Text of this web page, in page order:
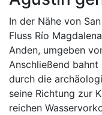
In der Nähe von
Fluss Río
Anden, umgeben
Anschließend bahnt
durch die
seine Richtung zur
reichen